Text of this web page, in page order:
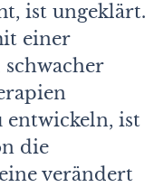
ist ungeklärt.
einer
entwickeln, ist
die
verändert